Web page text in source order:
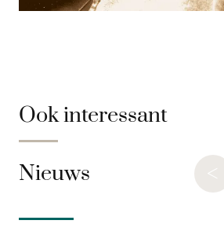
Ook interessant
Nieuws <